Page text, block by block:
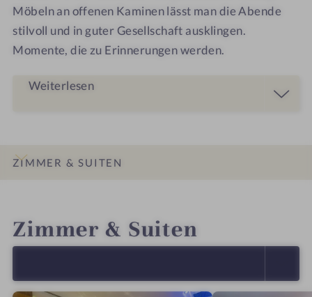
Möbeln an offenen Kaminen lässt man die Abende
stilvoll und in guter Gesellschaft ausklingen.
Momente, die zu Erinnerungen werden.
Weiterlesen
ZIMMER & SUITEN
Zimmer & Suiten